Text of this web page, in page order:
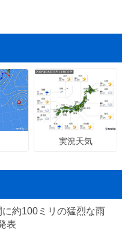
実況天気
に約100ミリの猛烈な雨
表